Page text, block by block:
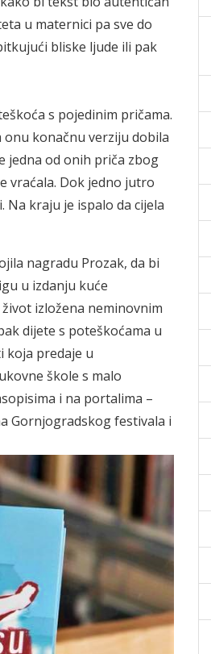
u maternici pa sve do
bliske ljude ili pak
pisanje?
s pojedinim pričama.
onu konačnu verziju dobila
jedna od onih priča zbog
vraćala. Dok jedno jutro
kraju je ispalo da cijela
nagradu Prozak, da bi
u izdanju kuće
izložena neminovnim
dijete s poteškoćama u
koja predaje u
škole s malo
i na portalima –
Gornjogradskog festivala i